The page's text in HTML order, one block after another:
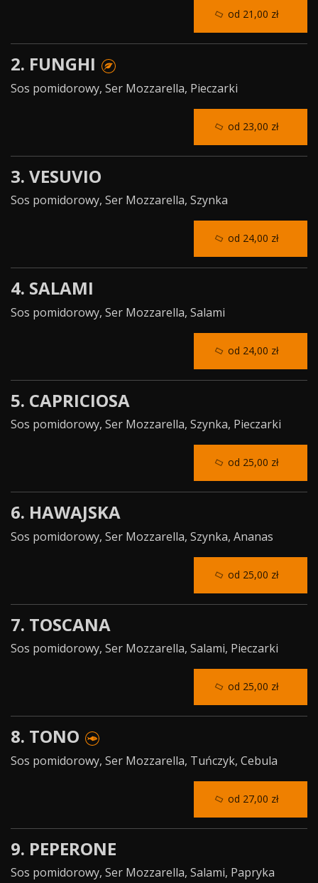
2. FUNGHI
Sos pomidorowy, Ser Mozzarella, Pieczarki
3. VESUVIO
Sos pomidorowy, Ser Mozzarella, Szynka
4. SALAMI
Sos pomidorowy, Ser Mozzarella, Salami
5. CAPRICIOSA
Sos pomidorowy, Ser Mozzarella, Szynka, Pieczarki
6. HAWAJSKA
Sos pomidorowy, Ser Mozzarella, Szynka, Ananas
7. TOSCANA
Sos pomidorowy, Ser Mozzarella, Salami, Pieczarki
8. TONO
Sos pomidorowy, Ser Mozzarella, Tuńczyk, Cebula
9. PEPERONE
Sos pomidorowy, Ser Mozzarella, Salami, Papryka